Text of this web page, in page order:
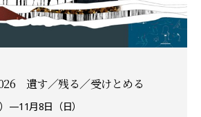
遺す／残る／受けとめる
—11月8日（日）